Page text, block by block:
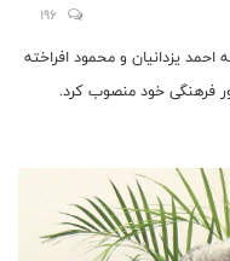
196
یزدانیان و محمود افراخته
فرهنگی خود منصوب کرد.